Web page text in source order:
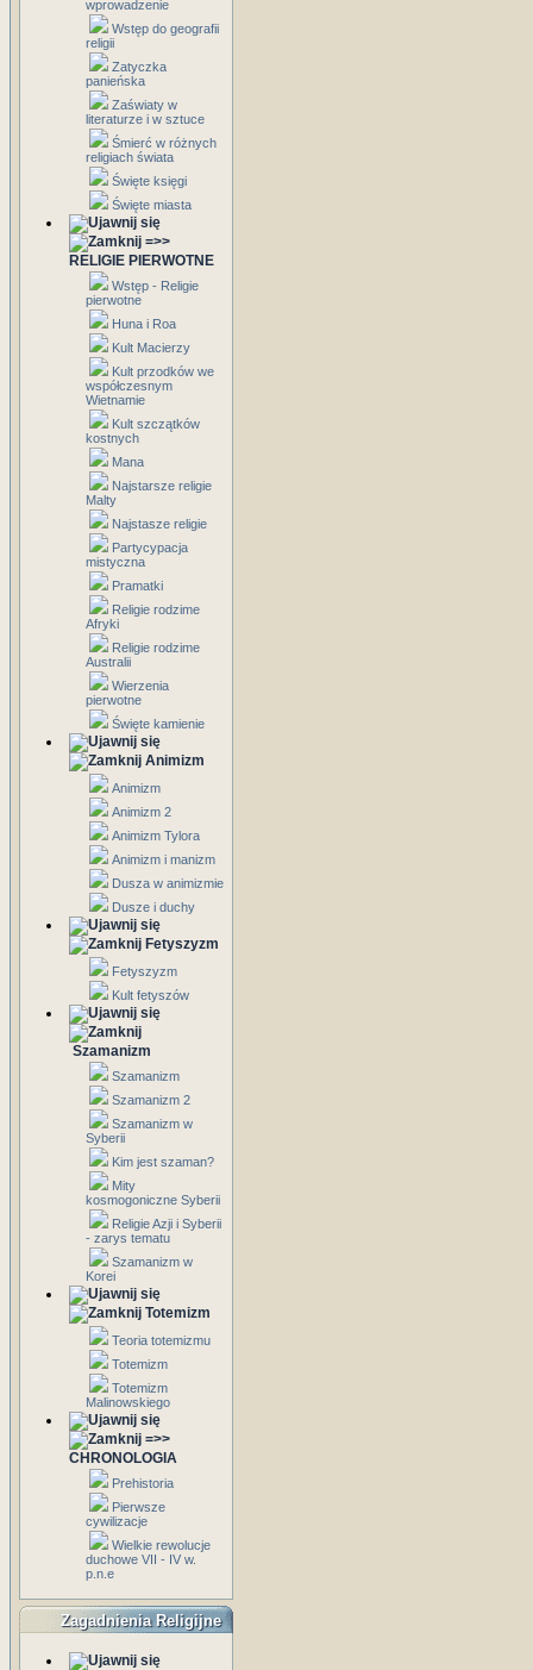
wprowadzenie
Wstęp do geografii
religii
Zatyczka
panieńska
Zaświaty w
literaturze i w sztuce
Śmierć w różnych
religiach świata
Święte księgi
Święte miasta
=>>
RELIGIE PIERWOTNE
Wstęp - Religie
pierwotne
Huna i Roa
Kult Macierzy
Kult przodków we
współczesnym
Wietnamie
Kult szczątków
kostnych
Mana
Najstarsze religie
Malty
Najstasze religie
Partycypacja
mistyczna
Pramatki
Religie rodzime
Afryki
Religie rodzime
Australii
Wierzenia
pierwotne
Święte kamienie
Animizm
Animizm
Animizm 2
Animizm Tylora
Animizm i manizm
Dusza w animizmie
Dusze i duchy
Fetyszyzm
Fetyszyzm
Kult fetyszów
Szamanizm
Szamanizm
Szamanizm 2
Szamanizm w
Syberii
Kim jest szaman?
Mity
kosmogoniczne Syberii
Religie Azji i Syberii
- zarys tematu
Szamanizm w
Korei
Totemizm
Teoria totemizmu
Totemizm
Totemizm
Malinowskiego
=>>
CHRONOLOGIA
Prehistoria
Pierwsze
cywilizacje
Wielkie rewolucje
duchowe VII - IV w.
p.n.e
Zagadnienia Religijne